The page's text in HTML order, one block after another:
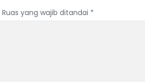
Ruas yang wajib ditandai *